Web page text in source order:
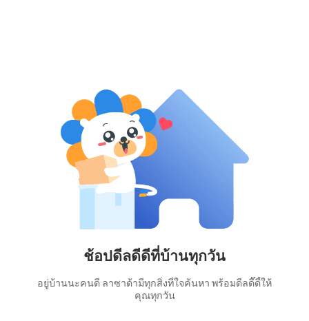
ช้อปดีลดีดีที่บ้านทุกวัน
อยู่บ้านนะคนดี ลาซาด้ามีทุกสิ่งที่ใจค้นหา พร้อมดีลดี๊ดี้ให้
คุณทุกวัน